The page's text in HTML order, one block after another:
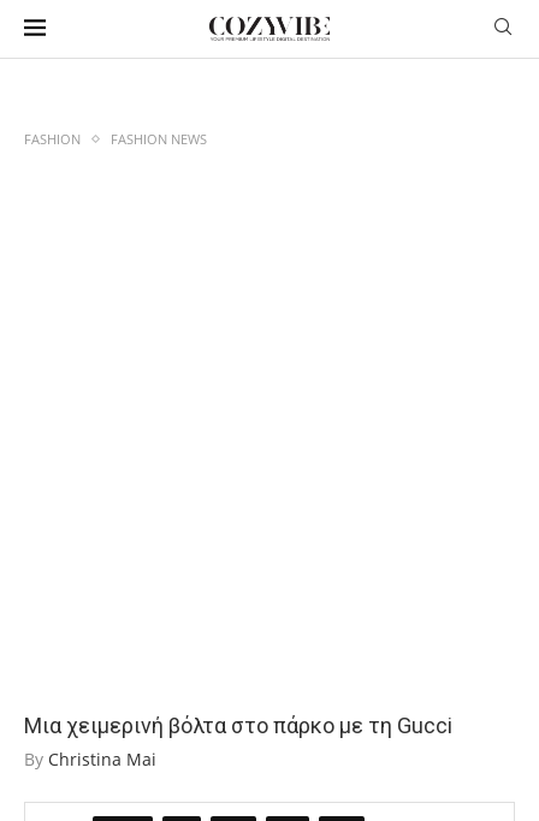
FASHION FASHION NEWS
Μια χειμερινή βόλτα στο πάρκο με τη Gucci
By Christina Mai